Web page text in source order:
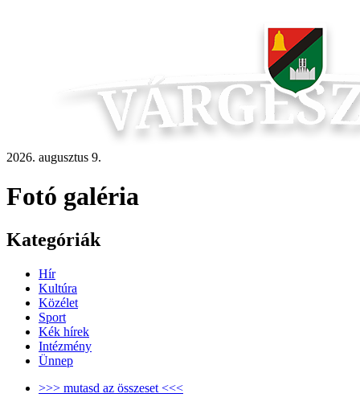
2026. augusztus 9.
Fotó galéria
Kategóriák
Hír
Kultúra
Közélet
Sport
Kék hírek
Intézmény
Ünnep
>>> mutasd az összeset <<<